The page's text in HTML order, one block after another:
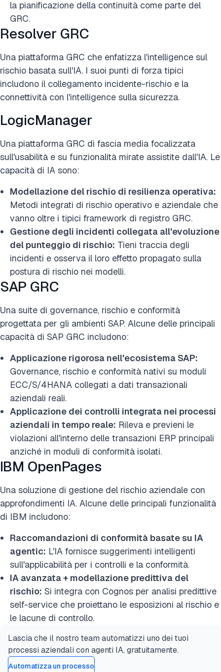
la pianificazione della continuità come parte del
GRC.
Resolver GRC
Una piattaforma GRC che enfatizza l'intelligence sul
rischio basata sull'IA. I suoi punti di forza tipici
includono il collegamento incidente-rischio e la
connettività con l'intelligence sulla sicurezza.
LogicManager
Una piattaforma GRC di fascia media focalizzata
sull'usabilità e su funzionalità mirate assistite dall'IA. Le
capacità di IA sono:
Modellazione del rischio di resilienza operativa:
Metodi integrati di rischio operativo e aziendale che
vanno oltre i tipici framework di registro GRC.
Gestione degli incidenti collegata all'evoluzione
del punteggio di rischio: Tieni traccia degli
incidenti e osserva il loro effetto propagato sulla
postura di rischio nei modelli.
SAP GRC
Una suite di governance, rischio e conformità
progettata per gli ambienti SAP. Alcune delle principali
capacità di SAP GRC includono:
Applicazione rigorosa nell'ecosistema SAP:
Governance, rischio e conformità nativi su moduli
ECC/S/4HANA collegati a dati transazionali
aziendali reali.
Applicazione dei controlli integrata nei processi
aziendali in tempo reale: Rileva e previeni le
violazioni all'interno delle transazioni ERP principali
anziché in moduli di conformità isolati.
IBM OpenPages
Una soluzione di gestione del rischio aziendale con
approfondimenti IA. Alcune delle principali funzionalità
di IBM includono:
Raccomandazioni di conformità basate su IA
agentic: L'IA fornisce suggerimenti intelligenti
sull'applicabilità per i controlli e la conformità.
IA avanzata + modellazione predittiva del
rischio: Si integra con Cognos per analisi predittive
self-service che proiettano le esposizioni al rischio e
le lacune di controllo.
Lascia che il nostro team automatizzi uno dei tuoi
processi aziendali con agenti IA, gratuitamente.
Automatizza un processo